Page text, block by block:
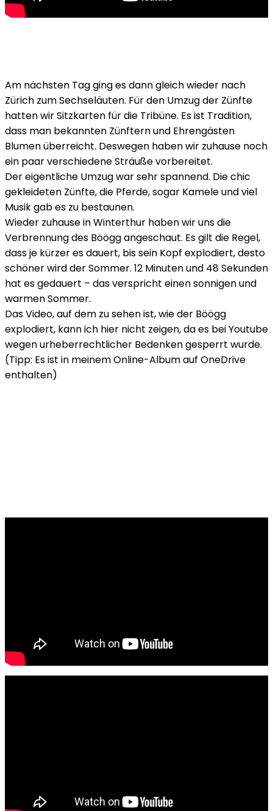
Am nächsten Tag ging es dann gleich wieder nach
Zürich zum Sechseläuten. Für den Umzug der Zünfte
hatten wir Sitzkarten für die Tribüne. Es ist Tradition,
dass man bekannten Zünftern und Ehrengästen
Blumen überreicht. Deswegen haben wir zuhause noch
ein paar verschiedene Sträuße vorbereitet.
Der eigentliche Umzug war sehr spannend. Die chic
gekleideten Zünfte, die Pferde, sogar Kamele und viel
Musik gab es zu bestaunen.
Wieder zuhause in Winterthur haben wir uns die
Verbrennung des Böögg angeschaut. Es gilt die Regel,
dass je kürzer es dauert, bis sein Kopf explodiert, desto
schöner wird der Sommer. 12 Minuten und 48 Sekunden
hat es gedauert – das verspricht einen sonnigen und
warmen Sommer.
Das Video, auf dem zu sehen ist, wie der Böögg
explodiert, kann ich hier nicht zeigen, da es bei Youtube
wegen urheberrechtlicher Bedenken gesperrt wurde.
(Tipp: Es ist in meinem Online-Album auf OneDrive
enthalten)